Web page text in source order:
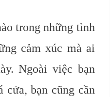
trong những tình
cảm xúc mà ai
Ngoài việc bạn
cửa, bạn cũng cần